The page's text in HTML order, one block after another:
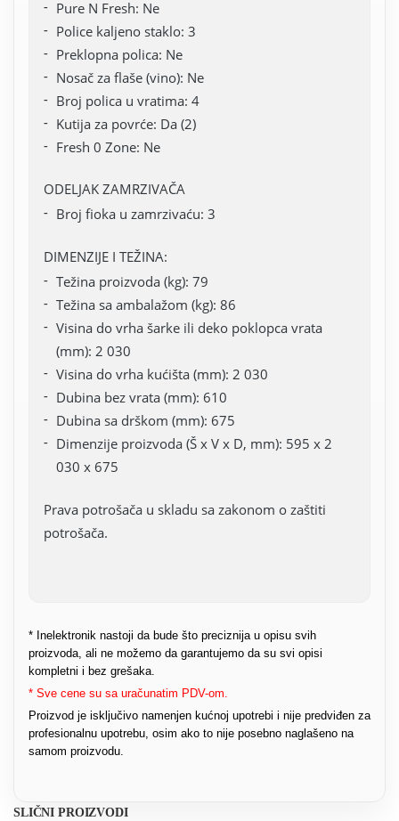
Pure N Fresh: Ne
Police kaljeno staklo: 3
Preklopna polica: Ne
Nosač za flaše (vino): Ne
Broj polica u vratima: 4
Kutija za povrće: Da (2)
Fresh 0 Zone: Ne
ODELJAK ZAMRZIVAČA
Broj fioka u zamrzivaću: 3
DIMENZIJE I TEŽINA:
Težina proizvoda (kg): 79
Težina sa ambalažom (kg): 86
Visina do vrha šarke ili deko poklopca vrata
(mm): 2 030
Visina do vrha kućišta (mm): 2 030
Dubina bez vrata (mm): 610
Dubina sa drškom (mm): 675
Dimenzije proizvoda (Š x V x D, mm): 595 x 2
030 x 675
Prava potrošača u skladu sa zakonom o zaštiti
potrošača.
* Inelektronik nastoji da bude što preciznija u opisu svih
proizvoda, ali ne možemo da garantujemo da su svi opisi
kompletni i bez grešaka.
* Sve cene su sa uračunatim PDV-om.
Proizvod je isključivo namenjen kućnoj upotrebi i nije predviđen za
profesionalnu upotrebu, osim ako to nije posebno naglašeno na
samom proizvodu.
SLIČNI PROIZVODI